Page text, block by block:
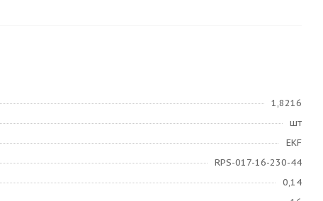
1,8216
шт
EKF
RPS-017-16-230-44
0,14